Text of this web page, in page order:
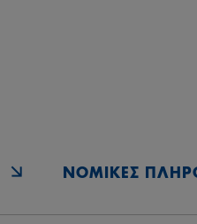
ΝΟΜΙΚΈΣ